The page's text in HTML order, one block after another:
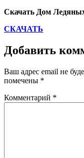
Скачать Дом
СКАЧАТЬ
Добавить
Ваш адрес email не
помечены *
Комментарий *